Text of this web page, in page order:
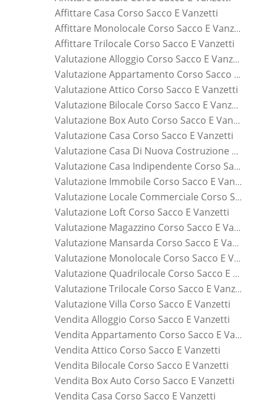
Affittare Casa Corso Sacco E Vanzetti
Affittare Monolocale Corso Sacco E Vanzetti
Affittare Trilocale Corso Sacco E Vanzetti
Valutazione Alloggio Corso Sacco E Vanzetti
Valutazione Appartamento Corso Sacco E Vanzetti
Valutazione Attico Corso Sacco E Vanzetti
Valutazione Bilocale Corso Sacco E Vanzetti
Valutazione Box Auto Corso Sacco E Vanzetti
Valutazione Casa Corso Sacco E Vanzetti
Valutazione Casa Di Nuova Costruzione Corso Sacco E Vanzetti
Valutazione Casa Indipendente Corso Sacco E Vanzetti
Valutazione Immobile Corso Sacco E Vanzetti
Valutazione Locale Commerciale Corso Sacco E Vanzetti
Valutazione Loft Corso Sacco E Vanzetti
Valutazione Magazzino Corso Sacco E Vanzetti
Valutazione Mansarda Corso Sacco E Vanzetti
Valutazione Monolocale Corso Sacco E Vanzetti
Valutazione Quadrilocale Corso Sacco E Vanzetti
Valutazione Trilocale Corso Sacco E Vanzetti
Valutazione Villa Corso Sacco E Vanzetti
Vendita Alloggio Corso Sacco E Vanzetti
Vendita Appartamento Corso Sacco E Vanzetti
Vendita Attico Corso Sacco E Vanzetti
Vendita Bilocale Corso Sacco E Vanzetti
Vendita Box Auto Corso Sacco E Vanzetti
Vendita Casa Corso Sacco E Vanzetti